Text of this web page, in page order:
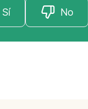
Sí No